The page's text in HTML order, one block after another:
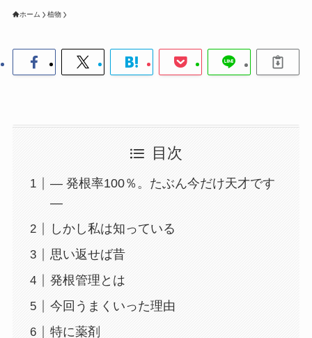
ホーム 植物
目次
― 発根率100％。たぶん今だけ天才です
―
しかし私は知っている
思い返せば昔
発根管理とは
今回うまくいった理由
特に薬剤